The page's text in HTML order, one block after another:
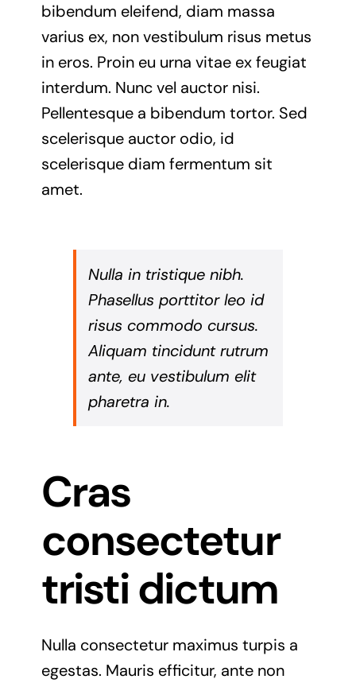
bibendum eleifend, diam massa
varius ex, non vestibulum risus metus
in eros. Proin eu urna vitae ex feugiat
interdum. Nunc vel auctor nisi.
Pellentesque a bibendum tortor. Sed
scelerisque auctor odio, id
scelerisque diam fermentum sit
amet.
Nulla in tristique nibh.
Phasellus porttitor leo id
risus commodo cursus.
Aliquam tincidunt rutrum
ante, eu vestibulum elit
pharetra in.
Cras
consectetur
tristi dictum
Nulla consectetur maximus turpis a
egestas. Mauris efficitur, ante non